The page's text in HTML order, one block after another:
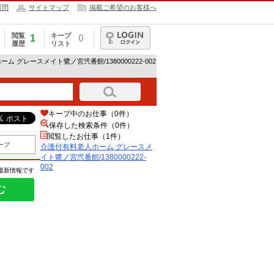
問 サイトマップ 掲載ご希望のお客様へ
閲覧
履歴
1
キープ
リスト
0
ログイン
ム グレースメイト鷺ノ宮弐番館/1380000222-002
プ
新情報です
キープ中のお仕事（0件）
保存した検索条件（0件）
閲覧したお仕事（1件）
介護付有料老人ホーム グレースメ
イト鷺ノ宮弐番館/1380000222-
002